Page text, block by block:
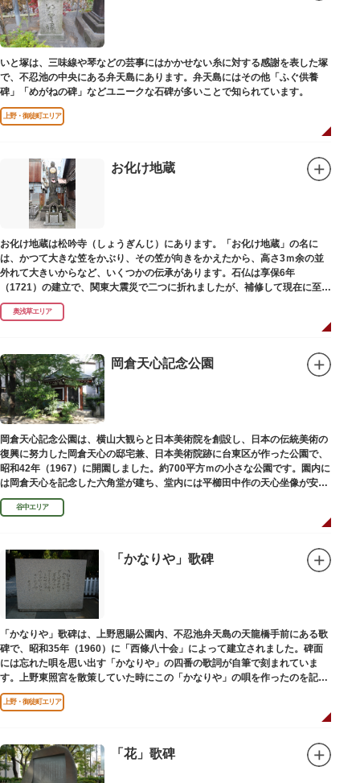
いと塚は、三味線や琴などの芸事にはかかせない糸に対する感謝を表した塚
で、不忍池の中央にある弁天島にあります。弁天島にはその他「ふぐ供養
碑」「めがねの碑」などユニークな石碑が多いことで知られています。
上野・御徒町エリア
お化け地蔵
お化け地蔵は松吟寺（しょうぎんじ）にあります。「お化け地蔵」の名に
は、かつて大きな笠をかぶり、その笠が向きをかえたから、高さ3ｍ余の並
外れて大きいからなど、いくつかの伝承があります。石仏は享保6年
（1721）の建立で、関東大震災で二つに折れましたが、補修して現在に至っ
ています。常夜灯は、寛政2年（1790）に建てられました。
奥浅草エリア
岡倉天心記念公園
岡倉天心記念公園は、横山大観らと日本美術院を創設し、日本の伝統美術の
復興に努力した岡倉天心の邸宅兼、日本美術院跡に台東区が作った公園で、
昭和42年（1967）に開園しました。約700平方ｍの小さな公園です。園内に
は岡倉天心を記念した六角堂が建ち、堂内には平櫛田中作の天心坐像が安置
されています。
谷中エリア
「かなりや」歌碑
「かなりや」歌碑は、上野恩賜公園内、不忍池弁天島の天龍橋手前にある歌
碑で、昭和35年（1960）に「西條八十会」によって建立されました。碑面
には忘れた唄を思い出す「かなりや」の四番の歌詞が自筆で刻まれていま
す。上野東照宮を散策していた時にこの「かなりや」の唄を作ったのを記念
してこの地に建てられました。
上野・御徒町エリア
「花」歌碑